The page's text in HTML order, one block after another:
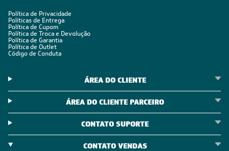
Política de Privacidade
Políticas de Entrega
Política de Cupom
Política de Troca e Devolução
Política de Garantia
Política de Outlet
Código de Conduta
ÁREA DO CLIENTE
ÁREA DO CLIENTE PARCEIRO
CONTATO SUPORTE
CONTATO VENDAS